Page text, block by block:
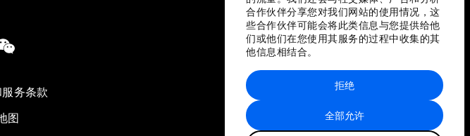
合作伙伴分享您对我们网站的使用情况，这
些合作伙伴可能会将此类信息与您提供给他
们或他们在您使用其服务的过程中收集的其
他信息相结合。
全部允许
拒绝
务条款
图